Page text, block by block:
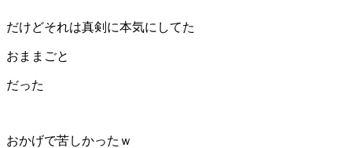
だけどそれは真剣に本気にしてた
おままごと
だった
おかげで苦しかったｗ